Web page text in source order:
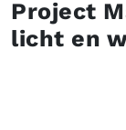
Project
licht en